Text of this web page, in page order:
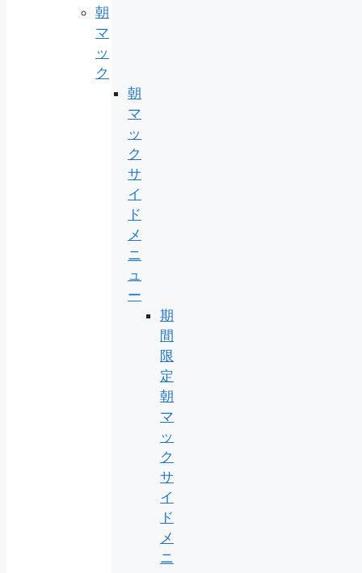
朝
マ
ッ
ク
朝
マ
ッ
ク
サ
イ
ド
メ
ニ
ュ
ー
期
間
限
定
朝
マ
ッ
ク
サ
イ
ド
メ
ニ